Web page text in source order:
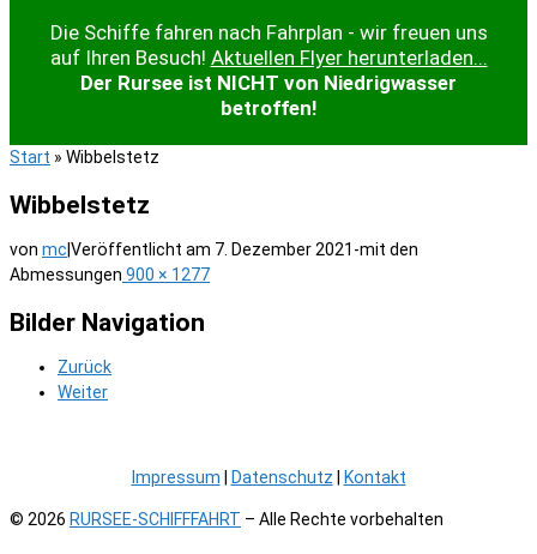
Die Schiffe fahren nach Fahrplan - wir freuen uns
auf Ihren Besuch! Aktuellen Flyer herunterladen...
Der Rursee ist NICHT von Niedrigwasser
betroffen!
Start » Wibbelstetz
Wibbelstetz
von mc Veröffentlicht am 7. Dezember 2021 -mit den
Abmessungen 900 × 1277
Bilder Navigation
Zurück
Weiter
Impressum Datenschutz Kontakt
© 2026 RURSEE-SCHIFFFAHRT – Alle Rechte vorbehalten